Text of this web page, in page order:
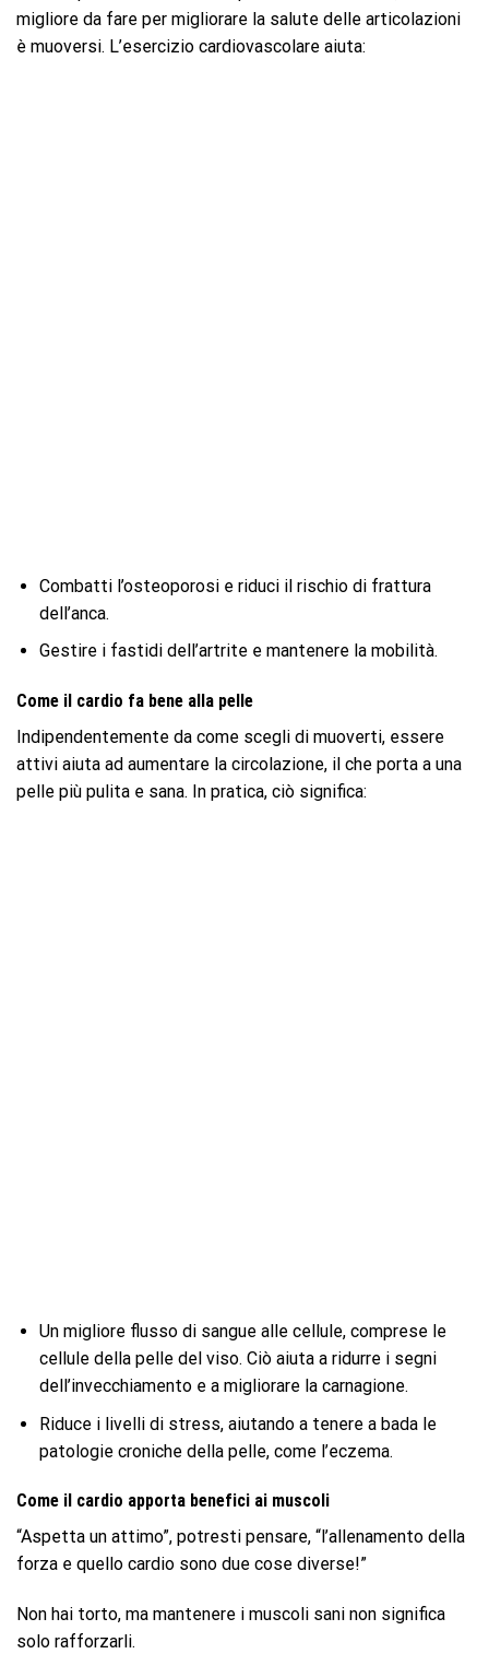
migliore da fare per migliorare la salute delle articolazioni
è muoversi. L’esercizio cardiovascolare aiuta:
Combatti l’osteoporosi e riduci il rischio di frattura
dell’anca.
Gestire i fastidi dell’artrite e mantenere la mobilità.
Come il cardio fa bene alla pelle
Indipendentemente da come scegli di muoverti, essere
attivi aiuta ad aumentare la circolazione, il che porta a una
pelle più pulita e sana. In pratica, ciò significa:
Un migliore flusso di sangue alle cellule, comprese le
cellule della pelle del viso. Ciò aiuta a ridurre i segni
dell’invecchiamento e a migliorare la carnagione.
Riduce i livelli di stress, aiutando a tenere a bada le
patologie croniche della pelle, come l’eczema.
Come il cardio apporta benefici ai muscoli
“Aspetta un attimo”, potresti pensare, “l’allenamento della
forza e quello cardio sono due cose diverse!”
Non hai torto, ma mantenere i muscoli sani non significa
solo rafforzarli.